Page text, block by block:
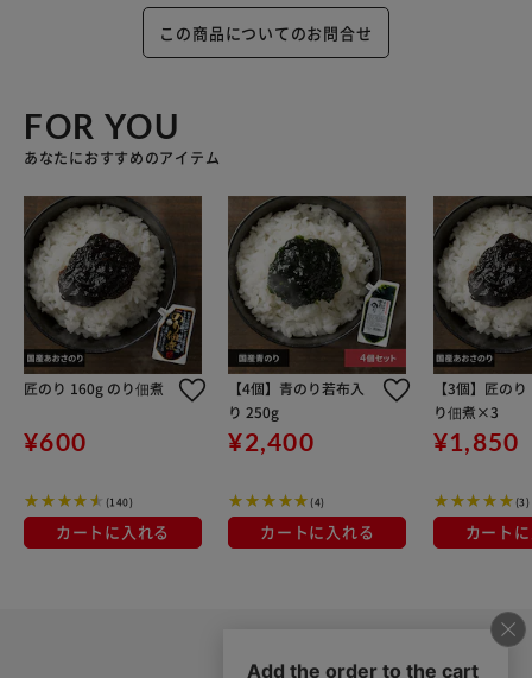
この商品についてのお問合せ
FOR YOU
あなたにおすすめのアイテム
匠のり 160g のり佃煮
¥600
(140)
カートに入れる
【4個】青のり若布入
り 250g
¥2,400
(4)
カートに入れる
【3個】匠の
り佃煮×3
¥1,850
(3)
カート